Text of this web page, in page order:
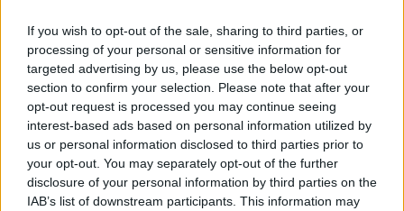
If you wish to opt-out of the sale, sharing to third parties, or
processing of your personal or sensitive information for
targeted advertising by us, please use the below opt-out
section to confirm your selection. Please note that after your
opt-out request is processed you may continue seeing
interest-based ads based on personal information utilized by
us or personal information disclosed to third parties prior to
your opt-out. You may separately opt-out of the further
disclosure of your personal information by third parties on the
IAB’s list of downstream participants. This information may
megöregedtek, de a nem csillapodó érzelmeik
példát mutathatnak az új generációnak is.